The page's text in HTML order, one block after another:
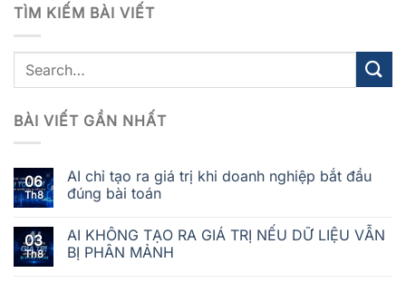
TÌM KIẾM BÀI VIẾT
BÀI VIẾT GẦN NHẤT
06
Th8
AI chỉ tạo ra giá trị khi doanh nghiệp bắt đầu
đúng bài toán
03
Th8
AI KHÔNG TẠO RA GIÁ TRỊ NẾU DỮ LIỆU VẪN
BỊ PHÂN MẢNH